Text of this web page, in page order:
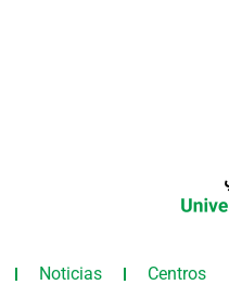
Noticias Centros